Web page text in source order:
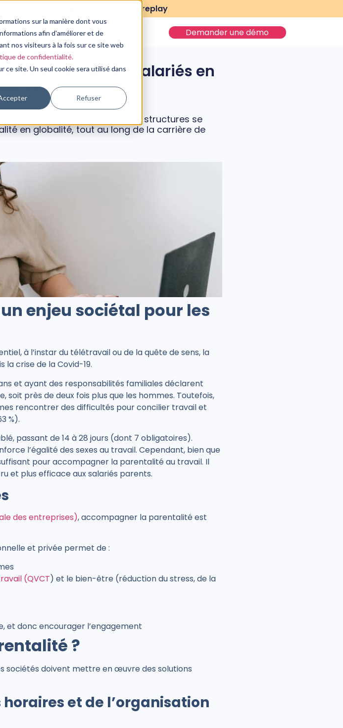
sur la manière dont vous
afin d'améliorer et de
nos visiteurs à la fois sur ce site web
de confidentialité.
ce site. Un seul cookie sera utilisé dans
Refuser
pour moins de 3 000€➔ voir le replay
Nos Ressources Demander une démo
RPS
parentalité des salariés en
?
2023
femmes et leur maternité. Les structures se
en globalité, tout au long de la carrière de
enjeu sociétal pour les
à l’instar du télétravail ou de la quête de sens, la
crise de la Covid-19.
et ayant des responsabilités familiales déclarent
près de deux fois plus que les hommes. Toutefois,
rencontrer des difficultés pour concilier travail et
%).
passant de 14 à 28 jours (dont 7 obligatoires).
l’égalité des sexes au travail. Cependant, bien que
pour accompagner la parentalité au travail. Il
et plus efficace aux salariés parents.
des entreprises), accompagner la parentalité est
et privée permet de :
(QVCT) et le bien-être (réduction du stress, de la
et donc encourager l’engagement
?
sociétés doivent mettre en œuvre des solutions
et de l’organisation